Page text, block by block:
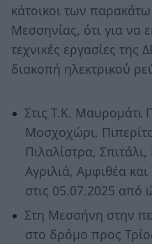
κάτοικοι των
Μεσσηνίας, ότι για να
τεχνικές εργασίες της
διακοπή ηλεκτρικού
Στις Τ.Κ. Μαυρομάτι
Μοσχοχώρι,
Πιλαλίστρα,
Αγριλιά, Αμφιθέα
στις 05.07.2025 από
Στη Μεσσήνη στην
στο δρόμο προς